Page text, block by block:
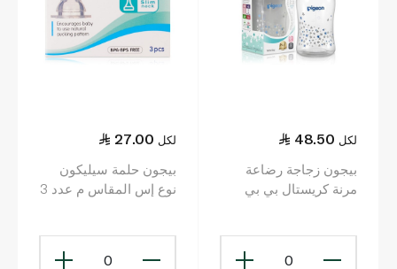
48.50 لكل
بيجون زجاجة رضاعة
مرنة كريستال بي بي
0
27.00 لكل
بيجون حلمة سيليكون
نوع إس المقاس م عدد 3
0